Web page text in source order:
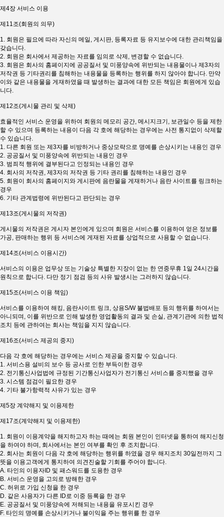
제4장 서비스 이용
제11조(회원의 의무)
1. 회원은 필요에 따라 자신의 메일, 게시판, 등록자료 등 유지보수에 대한 관리책임을
갖습니다.
2. 회원은 회사에서 제공하는 자료를 임의로 삭제, 변경할 수 없습니다.
3. 회원은 회사의 홈페이지에 공공질서 및 미풍양속에 위반되는 내용물이나 제3자의
저작권 등 기타권리를 침해하는 내용물을 등록하는 행위를 하지 않아야 합니다. 만약
이와 같은 내용물을 게재하였을 때 발생하는 결과에 대한 모든 책임은 회원에게 있습
니다.
제12조(게시물 관리 및 삭제)
효율적인 서비스 운영을 위하여 회원의 메모리 공간, 메시지크기, 보관일수 등을 제한
할 수 있으며 등록하는 내용이 다음 각 호에 해당하는 경우에는 사전 통지없이 삭제할
수 있습니다.
1. 다른 회원 또는 제3자를 비방하거나 중상모략으로 명예를 손상시키는 내용인 경우
2. 공공질서 및 미풍양속에 위반되는 내용인 경우
3. 범죄적 행위에 결부된다고 인정되는 내용인 경우
4. 회사의 저작권, 제3자의 저작권 등 기타 권리를 침해하는 내용인 경우
5. 회원이 회사의 홈페이지와 게시판에 음란물을 게재하거나 음란 사이트를 링크하는
경우
6. 기타 관계법령에 위반된다고 판단되는 경우
제13조(게시물의 저작권)
게시물의 저작권은 게시자 본인에게 있으며 회원은 서비스를 이용하여 얻은 정보를
가공, 판매하는 행위 등 서비스에 게재된 자료를 상업적으로 사용할 수 없습니다.
제14조(서비스 이용시간)
서비스의 이용은 업무상 또는 기술상 특별한 지장이 없는 한 연중무휴 1일 24시간을
원칙으로 합니다. 다만 정기 점검 등의 사유 발생시는 그러하지 않습니다.
제15조(서비스 이용 책임)
서비스를 이용하여 해킹, 음란사이트 링크, 상용S/W 불법배포 등의 행위를 하여서는
아니되며, 이를 위반으로 인해 발생한 영업활동의 결과 및 손실, 관계기관에 의한 법적
조치 등에 관하여는 회사는 책임을 지지 않습니다.
제16조(서비스 제공의 중지)
다음 각 호에 해당하는 경우에는 서비스 제공을 중지할 수 있습니다.
1. 서비스용 설비의 보수 등 공사로 인한 부득이한 경우
2. 전기통신사업법에 규정된 기간통신사업자가 전기통신 서비스를 중지했을 경우
3. 시스템 점검이 필요한 경우
4. 기타 불가항력적 사유가 있는 경우
제5장 계약해지 및 이용제한
제17조(계약해지 및 이용제한)
1. 회원이 이용계약을 해지하고자 하는 때에는 회원 본인이 인터넷을 통하여 해지신청
을 하여야 하며, 회사에서는 본인 여부를 확인 후 조치합니다.
2. 회사는 회원이 다음 각 호에 해당하는 행위를 하였을 경우 해지조치 30일전까지 그
뜻을 이용고객에게 통지하여 의견진술할 기회를 주어야 합니다.
A. 타인의 이용자ID 및 패스워드를 도용한 경우
B. 서비스 운영을 고의로 방해한 경우
C. 허위로 가입 신청을 한 경우
D. 같은 사용자가 다른 ID로 이중 등록을 한 경우
E. 공공질서 및 미풍양속에 저해되는 내용을 유포시킨 경우
F. 타인의 명예를 손상시키거나 불이익을 주는 행위를 한 경우